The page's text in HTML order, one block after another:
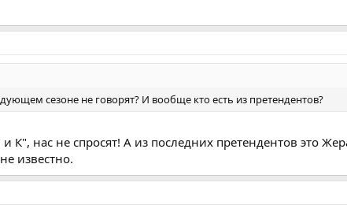
сезоне не говорят? И вообще кто есть из претендентов?
К", нас не спросят! А из последних претендентов это
известно.